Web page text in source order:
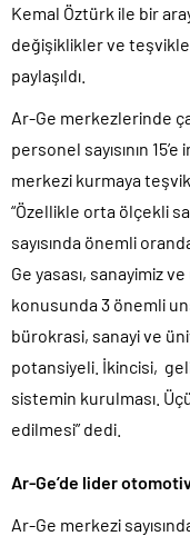
Kemal Öztürk ile bir
değişiklikler ve
paylaşıldı.
Ar-Ge merkezlerinde
personel sayısının
merkezi kurmaya
“Özellikle orta ölçekli
sayısında önemli
Ge yasası, sanayimiz
konusunda 3 önemli
bürokrasi, sanayi ve
potansiyeli. İkincisi,
sistemin kurulması.
edilmesi” dedi.
Ar-Ge’de lider
Ar-Ge merkezi